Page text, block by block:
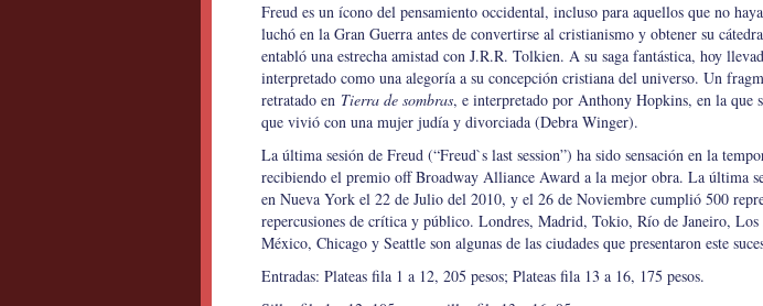
Freud es un ícono del pensamiento occidental, incluso para aquellos que no
luchó en la Gran Guerra antes de convertirse al cristianismo y obtener su
entabló una estrecha amistad con J.R.R. Tolkien. A su saga fantástica, hoy
interpretado como una alegoría a su concepción cristiana del universo. Un
retratado en Tierra de sombras, e interpretado por Anthony Hopkins, en la que
que vivió con una mujer judía y divorciada (Debra Winger).
La última sesión de Freud (“Freud`s last session”) ha sido sensación en la
recibiendo el premio off Broadway Alliance Award a la mejor obra. La última
en Nueva York el 22 de Julio del 2010, y el 26 de Noviembre cumplió 500
repercusiones de crítica y público. Londres, Madrid, Tokio, Río de Janeiro,
México, Chicago y Seattle son algunas de las ciudades que presentaron este
Entradas: Plateas fila 1 a 12, 205 pesos; Plateas fila 13 a 16, 175 pesos.